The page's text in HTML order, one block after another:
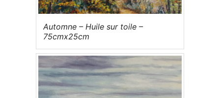
Automne – Huile sur toile –
75cmx25cm